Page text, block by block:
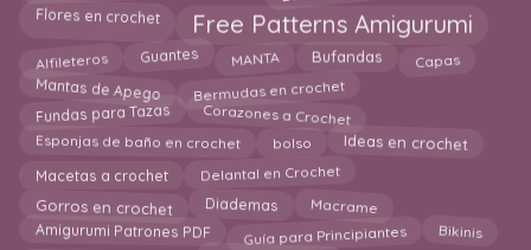
Flores en crochet Free Patterns Amigurumi
Alfileteros Guantes MANTA Bufandas Capas
Mantas de Apego Bermudas en crochet
Fundas para Tazas Corazones a Crochet
Esponjas de baño en crochet bolso Ideas en crochet
Macetas a crochet Delantal en Crochet
Gorros en crochet Diademas Macrame
Amigurumi Patrones PDF Guía para Principiantes Bikinis